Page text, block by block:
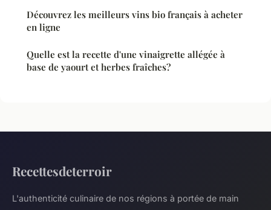
Découvrez les meilleurs vins bio français à acheter
en ligne
Quelle est la recette d'une vinaigrette allégée à
base de yaourt et herbes fraîches?
Recettesdeterroir
L'authenticité culinaire de nos régions à portée de main